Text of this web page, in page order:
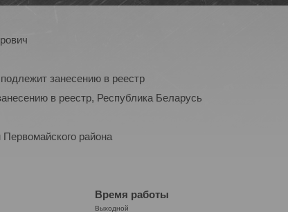
занесению в реестр
в реестр, Республика Беларусь
района
Время работы
Выходной